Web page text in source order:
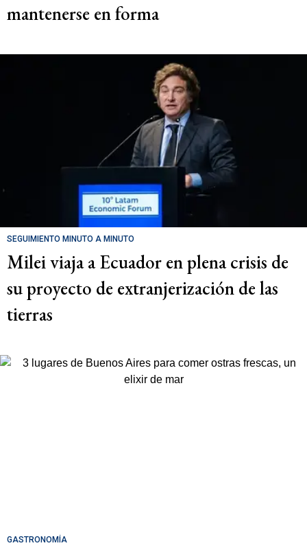
mantenerse en forma
SEGUIMIENTO MINUTO A MINUTO
Milei viaja a Ecuador en plena crisis de
su proyecto de extranjerización de las
tierras
GASTRONOMÍA